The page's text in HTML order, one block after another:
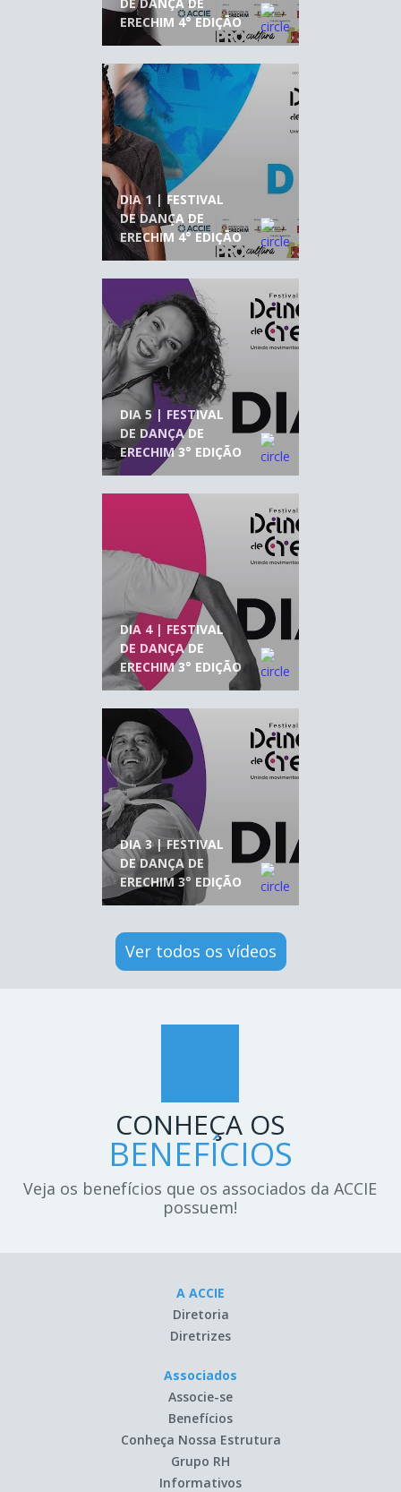
ERECHIM 4° EDIÇÃO
DIA 1 | FESTIVAL
DE DANÇA DE
ERECHIM 4° EDIÇÃO
DIA 5 | FESTIVAL
DE DANÇA DE
ERECHIM 3° EDIÇÃO
DIA 4 | FESTIVAL
DE DANÇA DE
ERECHIM 3° EDIÇÃO
DIA 3 | FESTIVAL
DE DANÇA DE
ERECHIM 3° EDIÇÃO
Ver todos os vídeos
CONHEÇA OS
BENEFÍCIOS
Veja os benefícios que os associados da ACCIE
possuem!
A ACCIE
Diretoria
Diretrizes
Associados
Associe-se
Benefícios
Conheça Nossa Estrutura
Grupo RH
Informativos